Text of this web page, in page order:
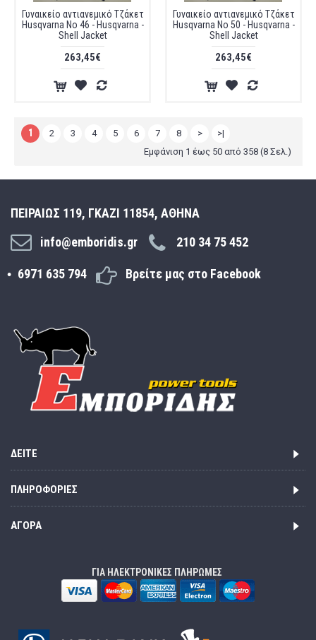
Γυναικείο αντιανεμικό Τζάκετ
Husqvarna No 46 - Husqvarna -
Shell Jacket
263,45€
Γυναικείο αντιανεμικό Τζάκετ
Husqvarna No 50 - Husqvarna -
Shell Jacket
263,45€
1 2 3 4 5 6 7 8 >
>|
Εμφάνιση 1 έως 50 από 358 (8 Σελ.)
ΠΕΙΡΑΙΩΣ 119, ΓΚΑΖΙ 11854, ΑΘΗΝΑ
info@emboridis.gr
210 34 75 452
6971 635 794 Βρείτε μας στο Facebook
ΔΕΊΤΕ
ΠΛΗΡΟΦΟΡΊΕΣ
ΑΓΟΡΆ
ΓΙΑ ΗΛΕΚΤΡΟΝΙΚΕΣ ΠΛΗΡΩΜΕΣ